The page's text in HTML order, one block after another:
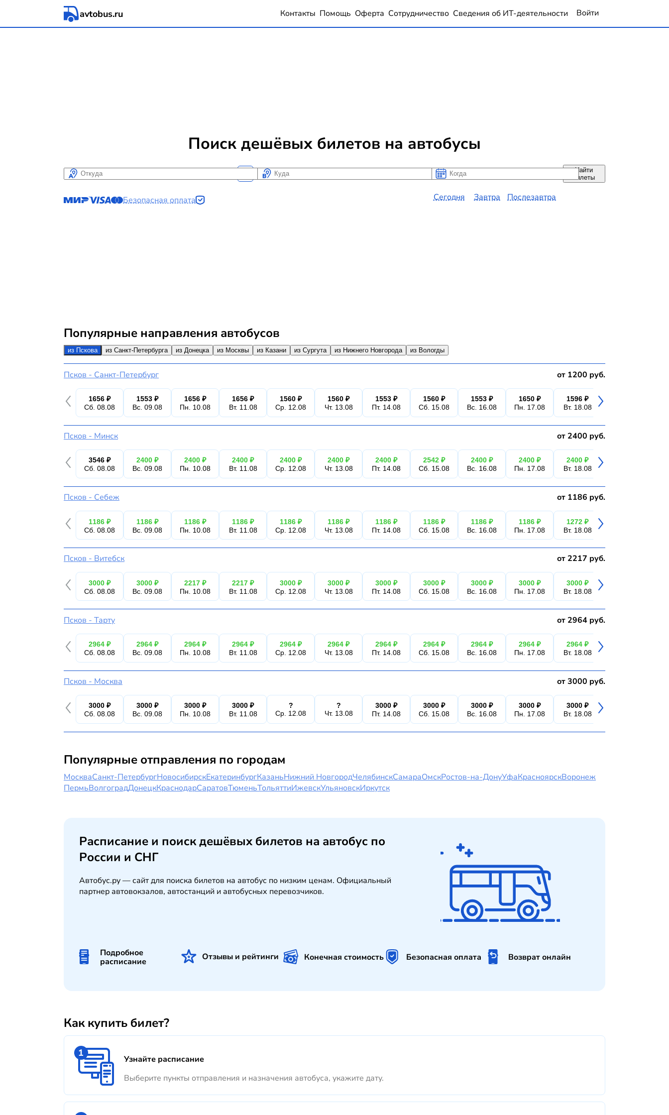
avtobus.ru Контакты Помощь Оферта Сотрудничество Сведения об ИТ-деятельности Войти
Поиск дешёвых билетов на автобусы
Откуда Куда Когда
Когда
Сегодня Завтра Послезавтра
Найти
билеты
Безопасная оплата
Популярные направления автобусов
из Пскова из Санкт-Петербурга из Донецка из Москвы из Казани из Сургута из Нижнего Новгорода из Вологды
Псков - Санкт-Петербург от 1200 руб.
1656 ₽
Сб. 08.08
1553 ₽
Вс. 09.08
1656 ₽
Пн. 10.08
1656 ₽
Вт. 11.08
1560 ₽
Ср. 12.08
1560 ₽
Чт. 13.08
1553 ₽
Пт. 14.08
1560 ₽
Сб. 15.08
1553 ₽
Вс. 16.08
1650 ₽
Пн. 17.08
1596 ₽
Вт. 18.08
Псков - Минск от 2400 руб.
3546 ₽
Сб. 08.08
2400 ₽
Вс. 09.08
2400 ₽
Пн. 10.08
2400 ₽
Вт. 11.08
2400 ₽
Ср. 12.08
2400 ₽
Чт. 13.08
2400 ₽
Пт. 14.08
2542 ₽
Сб. 15.08
2400 ₽
Вс. 16.08
2400 ₽
Пн. 17.08
2400 ₽
Вт. 18.08
Псков - Себеж от 1186 руб.
1186 ₽
Сб. 08.08
1186 ₽
Вс. 09.08
1186 ₽
Пн. 10.08
1186 ₽
Вт. 11.08
1186 ₽
Ср. 12.08
1186 ₽
Чт. 13.08
1186 ₽
Пт. 14.08
1186 ₽
Сб. 15.08
1186 ₽
Вс. 16.08
1186 ₽
Пн. 17.08
1272 ₽
Вт. 18.08
Псков - Витебск от 2217 руб.
3000 ₽
Сб. 08.08
3000 ₽
Вс. 09.08
2217 ₽
Пн. 10.08
2217 ₽
Вт. 11.08
3000 ₽
Ср. 12.08
3000 ₽
Чт. 13.08
3000 ₽
Пт. 14.08
3000 ₽
Сб. 15.08
3000 ₽
Вс. 16.08
3000 ₽
Пн. 17.08
3000 ₽
Вт. 18.08
Псков - Тарту от 2964 руб.
2964 ₽
Сб. 08.08
2964 ₽
Вс. 09.08
2964 ₽
Пн. 10.08
2964 ₽
Вт. 11.08
2964 ₽
Ср. 12.08
2964 ₽
Чт. 13.08
2964 ₽
Пт. 14.08
2964 ₽
Сб. 15.08
2964 ₽
Вс. 16.08
2964 ₽
Пн. 17.08
2964 ₽
Вт. 18.08
Псков - Москва от 3000 руб.
3000 ₽
Сб. 08.08
3000 ₽
Вс. 09.08
3000 ₽
Пн. 10.08
3000 ₽
Вт. 11.08
?
Ср. 12.08
?
Чт. 13.08
3000 ₽
Пт. 14.08
3000 ₽
Сб. 15.08
3000 ₽
Вс. 16.08
3000 ₽
Пн. 17.08
3000 ₽
Вт. 18.08
Популярные отправления по городам
МоскваСанкт-ПетербургНовосибирскЕкатеринбургКазаньНижний НовгородЧелябинскСамараОмскРостов-на-ДонуУфаКрасноярскВоронеж
ПермьВолгоградДонецкКраснодарСаратовТюменьТольяттиИжевскУльяновскИркутск
Расписание и поиск дешёвых билетов на автобус по
России и СНГ
Автобус.ру — сайт для поиска билетов на автобус по низким ценам. Официальный
партнер автовокзалов, автостанций и автобусных перевозчиков.
Подробное
расписание
Отзывы и рейтинги Конечная стоимость Безопасная оплата Возврат онлайн
Как купить билет?
Узнайте расписание
Выберите пункты отправления и назначения автобуса, укажите дату.